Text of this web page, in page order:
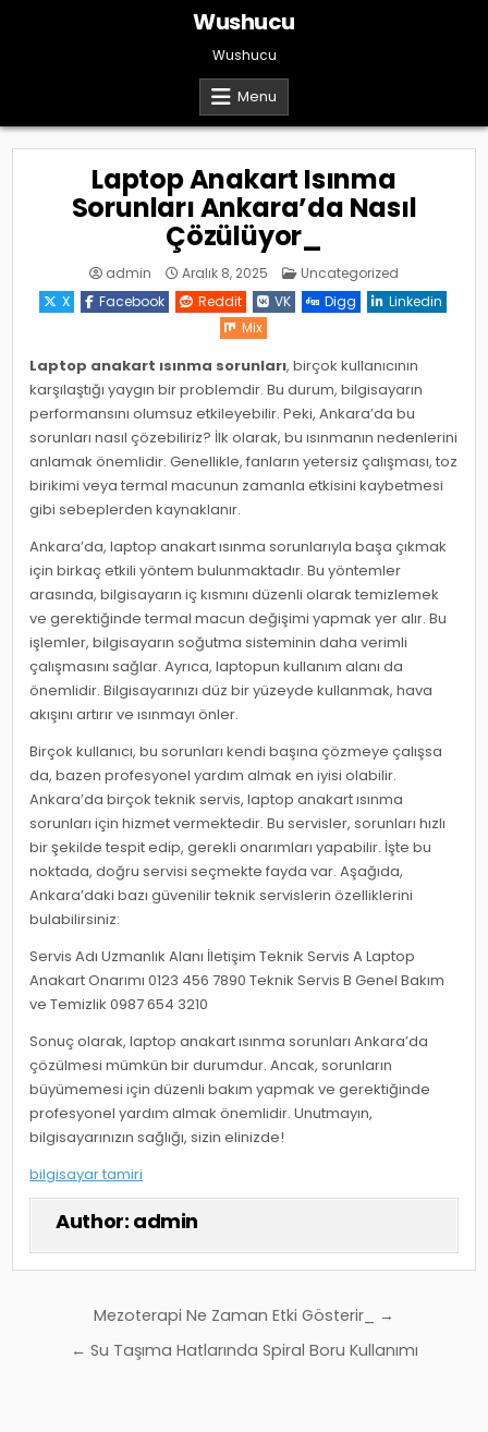
Wushucu
Wushucu
Menu
Laptop Anakart Isınma
Sorunları Ankara’da Nasıl
Çözülüyor_
admin Aralık 8, 2025 Posted
Uncategorized
X
Facebook Reddit VK Digg
Linkedin
Mix
Laptop anakart ısınma sorunları, birçok kullanıcının
karşılaştığı yaygın bir problemdir. Bu durum, bilgisayarın
performansını olumsuz etkileyebilir. Peki, Ankara’da bu
sorunları nasıl çözebiliriz? İlk olarak, bu ısınmanın nedenlerini
anlamak önemlidir. Genellikle, fanların yetersiz çalışması, toz
birikimi veya termal macunun zamanla etkisini kaybetmesi
gibi sebeplerden kaynaklanır.
Ankara’da, laptop anakart ısınma sorunlarıyla başa çıkmak
için birkaç etkili yöntem bulunmaktadır. Bu yöntemler
arasında, bilgisayarın iç kısmını düzenli olarak temizlemek
ve gerektiğinde termal macun değişimi yapmak yer alır. Bu
işlemler, bilgisayarın soğutma sisteminin daha verimli
çalışmasını sağlar. Ayrıca, laptopun kullanım alanı da
önemlidir. Bilgisayarınızı düz bir yüzeyde kullanmak, hava
akışını artırır ve ısınmayı önler.
Birçok kullanıcı, bu sorunları kendi başına çözmeye çalışsa
da, bazen profesyonel yardım almak en iyisi olabilir.
Ankara’da birçok teknik servis, laptop anakart ısınma
sorunları için hizmet vermektedir. Bu servisler, sorunları hızlı
bir şekilde tespit edip, gerekli onarımları yapabilir. İşte bu
noktada, doğru servisi seçmekte fayda var. Aşağıda,
Ankara’daki bazı güvenilir teknik servislerin özelliklerini
bulabilirsiniz:
Servis Adı Uzmanlık Alanı İletişim Teknik Servis A Laptop
Anakart Onarımı 0123 456 7890 Teknik Servis B Genel Bakım
ve Temizlik 0987 654 3210
Sonuç olarak, laptop anakart ısınma sorunları Ankara’da
çözülmesi mümkün bir durumdur. Ancak, sorunların
büyümemesi için düzenli bakım yapmak ve gerektiğinde
profesyonel yardım almak önemlidir. Unutmayın,
bilgisayarınızın sağlığı, sizin elinizde!
bilgisayar tamiri
Author: admin
gezinmesi
Mezoterapi Ne Zaman Etki Gösterir_ →
← Su Taşıma Hatlarında Spiral Boru Kullanımı